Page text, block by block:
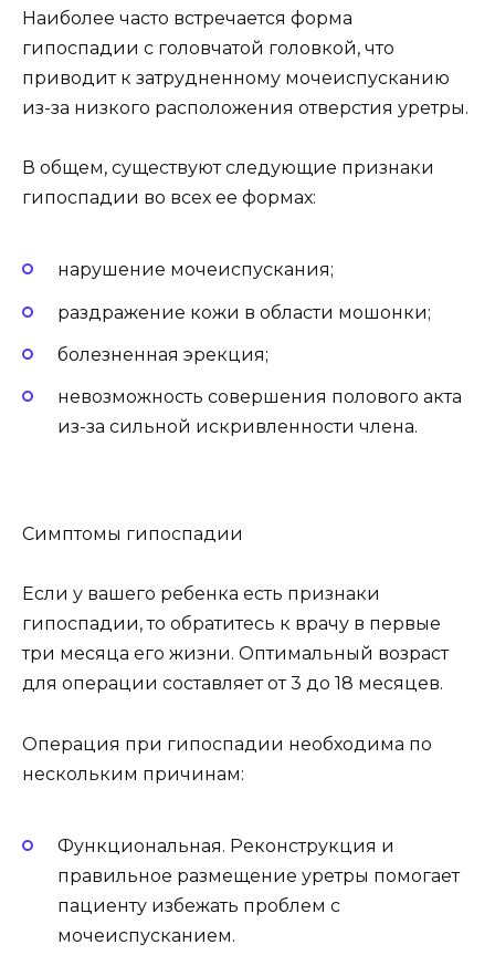
Наиболее часто встречается форма
гипоспадии с головчатой головкой, что
приводит к затрудненному мочеиспусканию
из-за низкого расположения отверстия уретры.
В общем, существуют следующие признаки
гипоспадии во всех ее формах:
нарушение мочеиспускания;
раздражение кожи в области мошонки;
болезненная эрекция;
невозможность совершения полового акта
из-за сильной искривленности члена.
Симптомы гипоспадии
Если у вашего ребенка есть признаки
гипоспадии, то обратитесь к врачу в первые
три месяца его жизни. Оптимальный возраст
для операции составляет от 3 до 18 месяцев.
Операция при гипоспадии необходима по
нескольким причинам:
Функциональная. Реконструкция и
правильное размещение уретры помогает
пациенту избежать проблем с
мочеиспусканием.